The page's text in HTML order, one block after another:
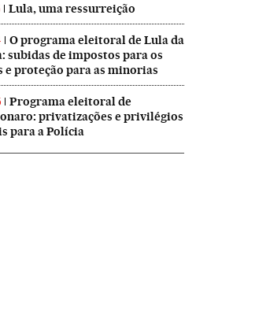
Lula, uma ressurreição
O programa eleitoral de Lula da
subidas de impostos para os
e proteção para as minorias
Programa eleitoral de
privatizações e privilégios
para a Polícia